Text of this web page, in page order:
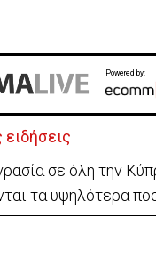
Powered by:
ExxonMobil
Φ.Α από ΑΟΖ Κύπρου